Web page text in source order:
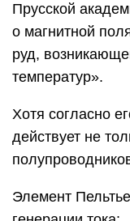
Прусской
о магнитной
руд,
температур».
Хотя согласно
действует не
Элемент